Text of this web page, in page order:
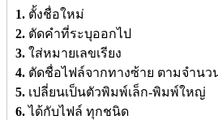
1. ตั้งชื่อใหม่
2. ตัดคำที่ระบุออกไป
3. ใส่หมายเลขเรียง
4. ตัดชื่อไฟล์จากทางซ้าย ตามจำนว
5. เปลี่ยนเป็นตัวพิมพ์เล็ก-พิมพ์ใหญ่
6.ได้กับไฟล์ ทุกชนิด